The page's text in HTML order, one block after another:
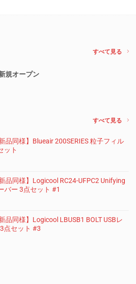
すべて見る
規オープン
すべて見る
品同様】Blueair 200SERIES 粒子フィル
ット
品同様】Logicool RC24-UFPC2 Unifying
バー 3点セット #1
品同様】Logicool LBUSB1 BOLT USBレ
点セット #3